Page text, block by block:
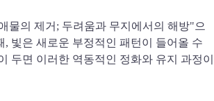
물의 제거; 두려움과 무지에서의 해방"으
빛은 새로운 부정적인 패턴이 들어올 수
두면 이러한 역동적인 정화와 유지 과정이